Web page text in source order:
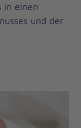
in einen
und der